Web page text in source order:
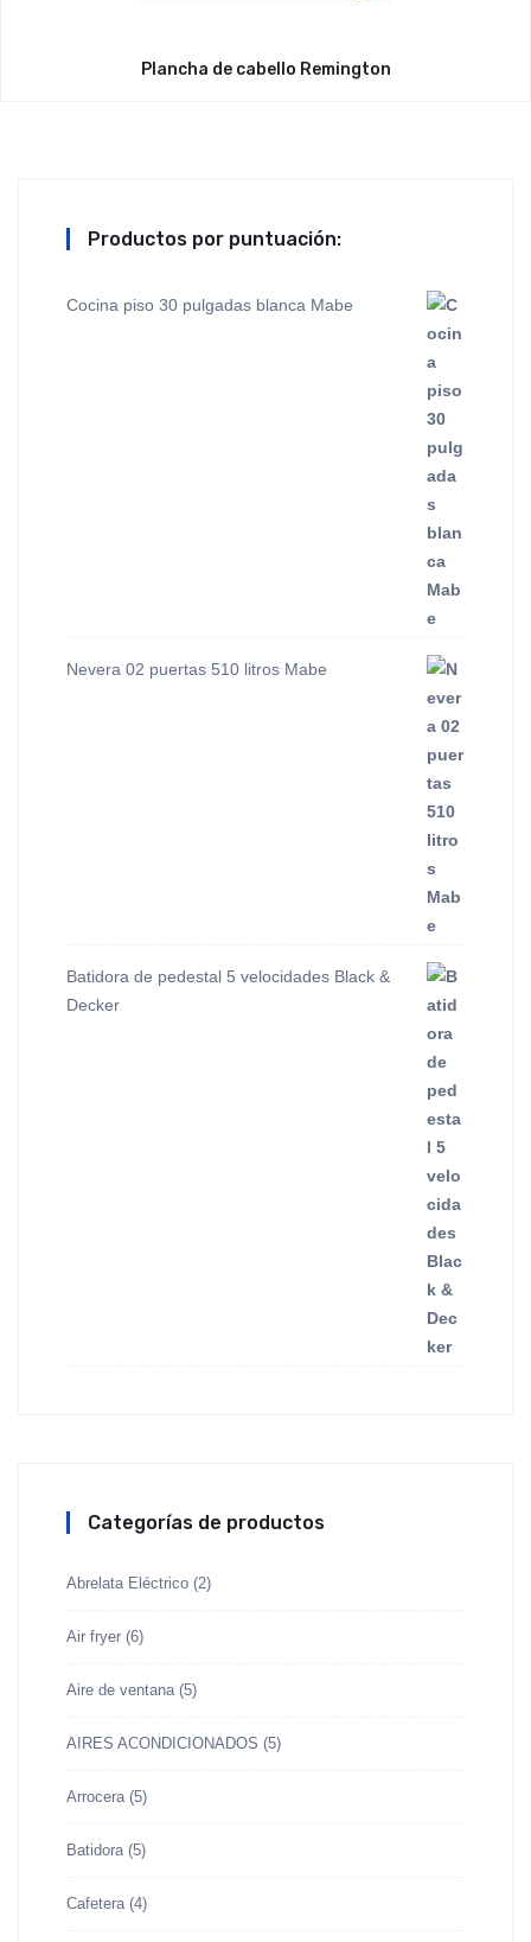
Plancha de cabello Remington
Productos por puntuación:
Cocina piso 30 pulgadas blanca Mabe
Nevera 02 puertas 510 litros Mabe
Batidora de pedestal 5 velocidades Black &
Decker
Categorías de productos
Abrelata Eléctrico (2)
Air fryer (6)
Aire de ventana (5)
AIRES ACONDICIONADOS (5)
Arrocera (5)
Batidora (5)
Cafetera (4)